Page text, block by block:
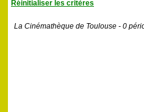
Réinitialiser les critères
La Cinémathèque de Toulouse - 0